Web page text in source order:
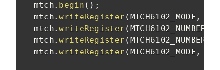
  mtch
. begin ( ) ;
  mtch
.writeRegister ( MTCH6102_MODE ,
  mtch
.writeRegister (
  mtch
.writeRegister (
  mtch
.writeRegister ( MTCH6102_MODE ,